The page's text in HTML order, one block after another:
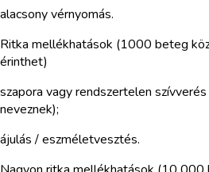
alacsony vérnyomás.
Ritka mellékhatások (1000 beteg
érinthet)
szapora vagy rendszertelen
neveznek);
ájulás / eszméletvesztés.